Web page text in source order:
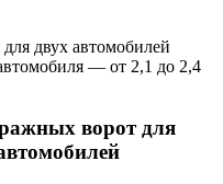
двух автомобилей
— от 2,1 до 2,4
ворот для